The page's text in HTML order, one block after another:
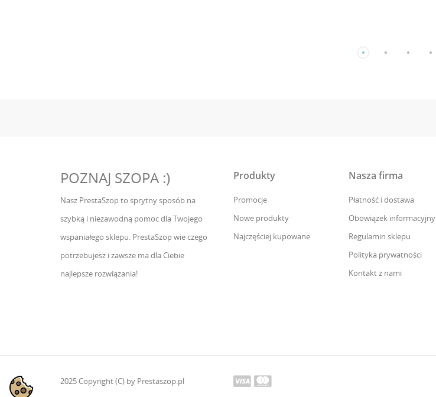
POZNAJ SZOPA :)
Nasz PrestaSzop to sprytny sposób na
szybką i niezawodną pomoc dla Twojego
wspaniałego sklepu. PrestaSzop wie czego
potrzebujesz i zawsze ma dla Ciebie
najlepsze rozwiązania!
Produkty
Promocje
Nowe produkty
Najczęściej kupowane
Nasza firma
Płatność i dostawa
Obowiązek informacyjny
Regulamin sklepu
Polityka prywatności
Kontakt z nami
2025 Copyright (C) by Prestaszop.pl